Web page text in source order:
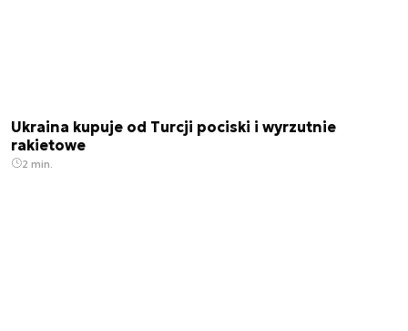
Ukraina kupuje od Turcji pociski i wyrzutnie
rakietowe
2 min.